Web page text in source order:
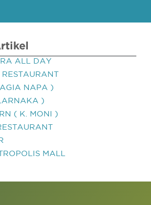
ALL DAY
NAPA )
)
( K. MONI )
MALL